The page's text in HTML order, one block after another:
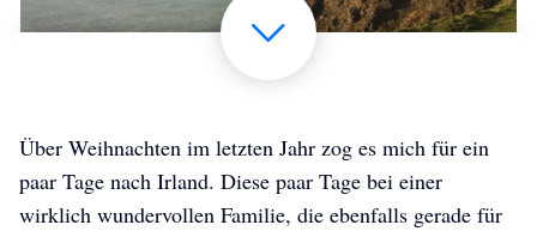
Über Weihnachten im letzten Jahr zog es mich für ein
paar Tage nach Irland. Diese paar Tage bei einer
wirklich wundervollen Familie, die ebenfalls gerade für